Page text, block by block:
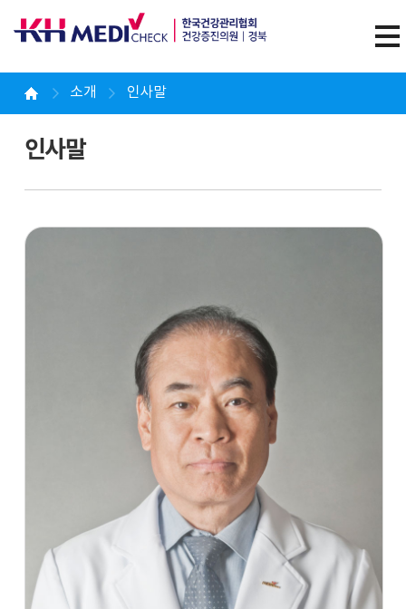
소개 인사말
인사말